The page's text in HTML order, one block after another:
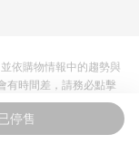
停售
依購物情報中的趨勢與
有時間差，請務必點擊
資訊以合作廠商網頁為